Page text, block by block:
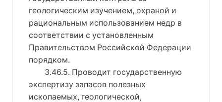
геологическим изучением, охраной и
рациональным использованием недр в
соответствии с установленным
Правительством Российской Федерации
порядком.
3.46.5. Проводит государственную
экспертизу запасов полезных
ископаемых, геологической,